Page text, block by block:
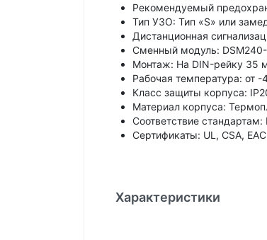
Рекомендуемый
Тип УЗО: Тип «S» или
Дистанционная
Сменный модуль:
Монтаж: На DIN-рейку 35
Рабочая температура: от -
Класс защиты корпуса:
Материал корпуса:
Соответствие
Сертификаты: UL, CSA, EAC
Характеристики